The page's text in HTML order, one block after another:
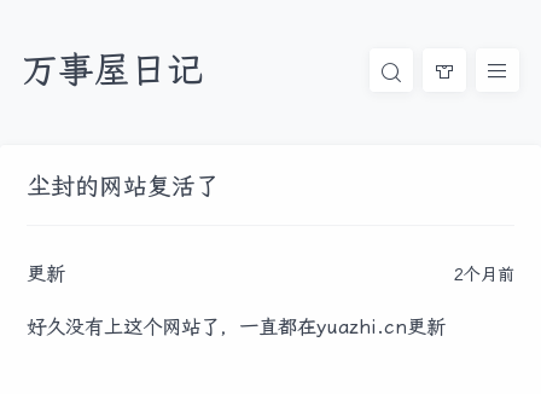
万事屋日记
尘封的网站复活了
更新 2个月前
好久没有上这个网站了，一直都在yuazhi.cn更新